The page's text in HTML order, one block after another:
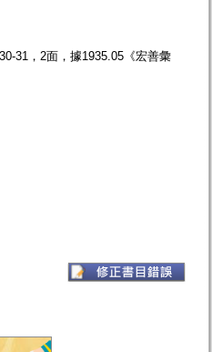
31，2面，據1935.05《宏善彙